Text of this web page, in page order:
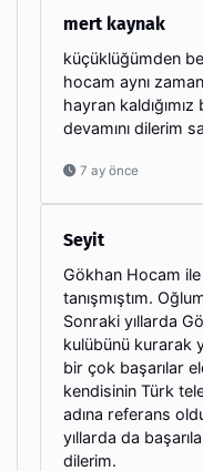
mert kaynak
küçüklüğümden
hocam aynı
hayran
devamını dilerim
7 ay önce
Seyit
Gökhan Hocam ile
tanışmıştım.
Sonraki yıllarda
kulübünü kurarak
bir çok başarılar
kendisinin Türk
adına referans
yıllarda da
dilerim.